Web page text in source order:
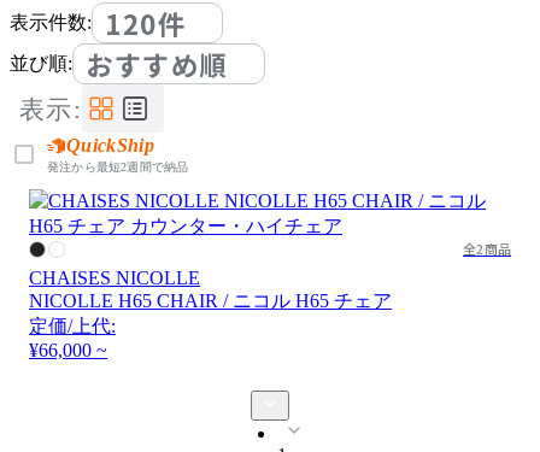
表示件数:
120件
並び順: おすすめ順
表示:
QuickShip
発注から最短2週間で納品
全2商品
CHAISES NICOLLE
NICOLLE H65 CHAIR / ニコル H65 チェア
定価/上代:
¥66,000 ~